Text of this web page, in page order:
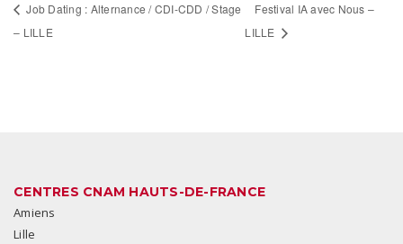
Job Dating : Alternance / CDI-CDD / Stage
– LILLE
Festival IA avec Nous –
LILLE
CENTRES CNAM HAUTS-DE-FRANCE
Amiens
Lille